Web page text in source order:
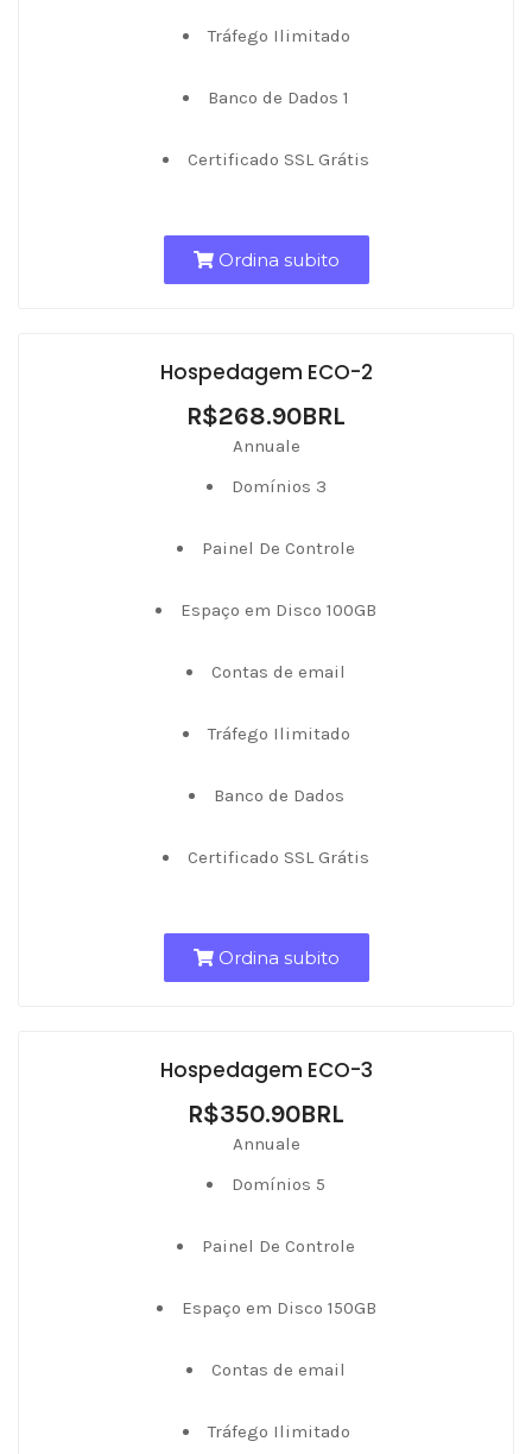
Tráfego Ilimitado
Banco de Dados 1
Certificado SSL Grátis
Ordina subito
Hospedagem ECO-2
R$268.90BRL
Annuale
Domínios 3
Painel De Controle
Espaço em Disco 100GB
Contas de email
Tráfego Ilimitado
Banco de Dados
Certificado SSL Grátis
Ordina subito
Hospedagem ECO-3
R$350.90BRL
Annuale
Domínios 5
Painel De Controle
Espaço em Disco 150GB
Contas de email
Tráfego Ilimitado